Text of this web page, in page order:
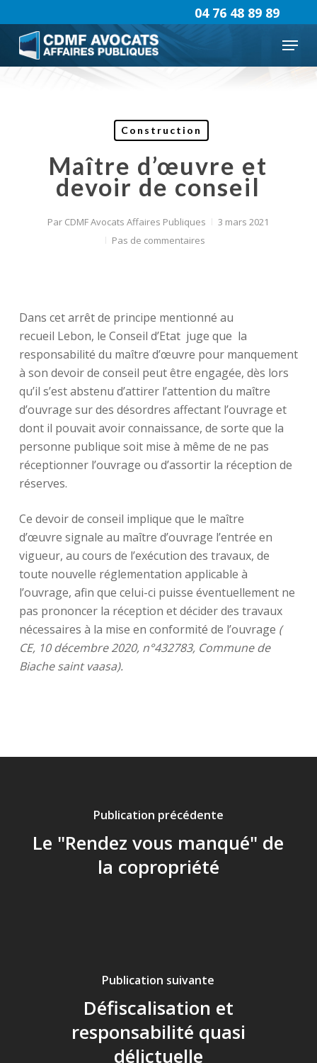
to
main
content
Menu
04 76 48 89 89
Construction
Maître d’œuvre et
devoir de conseil
Par CDMF Avocats Affaires Publiques
3 mars 2021
Pas de commentaires
Dans cet arrêt de principe mentionné au
recueil Lebon, le Conseil d’Etat juge que la
responsabilité du maître d’œuvre pour manquement
à son devoir de conseil peut être engagée, dès lors
qu’il s’est abstenu d’attirer l’attention du maître
d’ouvrage sur des désordres affectant l’ouvrage et
dont il pouvait avoir connaissance, de sorte que la
personne publique soit mise à même de ne pas
réceptionner l’ouvrage ou d’assortir la réception de
réserves.
Ce devoir de conseil implique que le maître
d’œuvre signale au maître d’ouvrage l’entrée en
vigueur, au cours de l’exécution des travaux, de
toute nouvelle réglementation applicable à
l’ouvrage, afin que celui-ci puisse éventuellement ne
pas prononcer la réception et décider des travaux
nécessaires à la mise en conformité de l’ouvrage (
CE, 10 décembre 2020, n°432783, Commune de
Biache saint vaasa).
Publication précédente
Le "Rendez vous manqué" de
la copropriété
Publication suivante
Défiscalisation et
responsabilité quasi
délictuelle